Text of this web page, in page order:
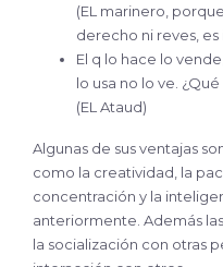
(EL marinero,
derecho ni reves, es
El q lo hace lo
lo usa no lo ve. ¿Qué
(EL Ataud)
Algunas de sus ventajas
como la creatividad, la
concentración y la
anteriormente. Además
la socialización con otras